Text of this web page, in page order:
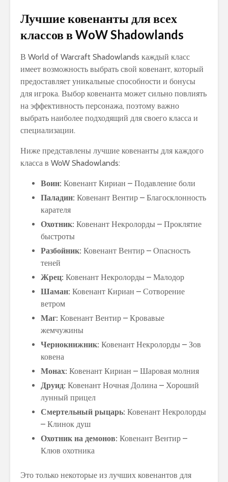
Лучшие ковенанты для всех
классов в WoW Shadowlands
В World of Warcraft Shadowlands каждый класс
имеет возможность выбрать свой ковенант, который
предоставляет уникальные способности и бонусы
для игрока. Выбор ковенанта может сильно повлиять
на эффективность персонажа, поэтому важно
выбрать наиболее подходящий для своего класса и
специализации.
Ниже представлены лучшие ковенанты для каждого
класса в WoW Shadowlands:
Воин: Ковенант Кириан – Подавление боли
Паладин: Ковенант Вентир – Благосклонность
карателя
Охотник: Ковенант Некролорды – Проклятие
быстроты
Разбойник: Ковенант Вентир – Опасность
теней
Жрец: Ковенант Некролорды – Малодор
Шаман: Ковенант Кириан – Сотворение
ветром
Маг: Ковенант Вентир – Кровавые
жемчужины
Чернокнижник: Ковенант Некролорды – Зов
ковена
Монах: Ковенант Кириан – Шаровая молния
Друид: Ковенант Ночная Долина – Хороший
лунный прицел
Смертельный рыцарь: Ковенант Некролорды
– Клинок душ
Охотник на демонов: Ковенант Вентир –
Клюв охотника
Это только некоторые из лучших ковенантов для